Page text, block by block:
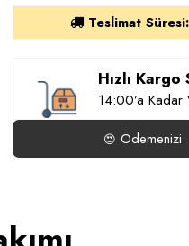
Teslimat Süresi:
Hızlı Kargo
14:00’a Kadar
😍 Ödemenizi